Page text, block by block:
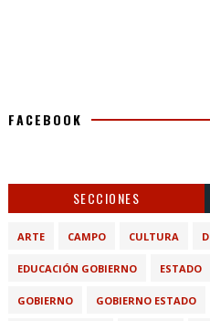
FACEBOOK
SECCIONES
ARTE CAMPO CULTURA
EDUCACIÓN GOBIERNO ESTADO
GOBIERNO GOBIERNO ESTADO